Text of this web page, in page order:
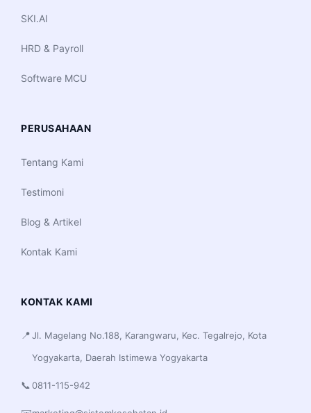
SKI.AI
HRD & Payroll
Software MCU
PERUSAHAAN
Tentang Kami
Testimoni
Blog & Artikel
Kontak Kami
KONTAK KAMI
📍Jl. Magelang No.188, Karangwaru, Kec. Tegalrejo, Kota
Yogyakarta, Daerah Istimewa Yogyakarta
📞0811-115-942